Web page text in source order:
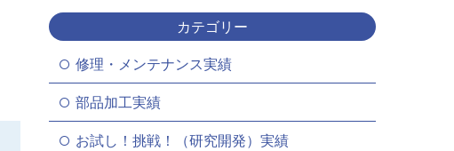
カテゴリー
修理・メンテナンス実績
部品加工実績
お試し！挑戦！（研究開発）実績